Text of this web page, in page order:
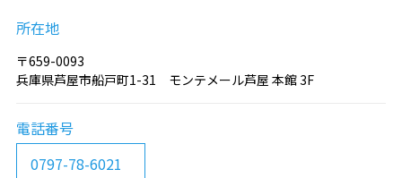
所在地
〒659-0093
兵庫県芦屋市船戸町1-31 モンテメール芦屋 本館 3F
電話番号
0797-78-6021